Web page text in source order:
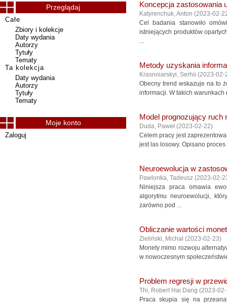
Koncepcja zastosowania
Katyrenchuk, Anton (2023-02-
Cel badania stanowiło
istniejących produktów
...
Metody uzyskania
Krasnoiarskyi, Serhii (2023-02-
Obecny trend wskazuje na to
informacji. W takich
Model prognozujący
Duda, Paweł (2023-02-22)
Celem pracy jest
jest las losowy. Opisano
Neuroewolucja w
Pawlonka, Tadeusz (2023-02-
Niniejsza praca omawia
algorytmu neuroewolucji,
zarówno pod ...
Obliczanie wartości
Zieliński, Michał (2023-02-23)
Monety mimo rozwoju
w nowoczesnym
Problem regresji w
Thi, Robert Hai Dang (2023-
Praca skupia się na
Przeglądaj
Całe
Zbiory i kolekcje
Daty wydania
Autorzy
Tytuły
Tematy
Ta kolekcja
Daty wydania
Autorzy
Tytuły
Tematy
Moje konto
Zaloguj